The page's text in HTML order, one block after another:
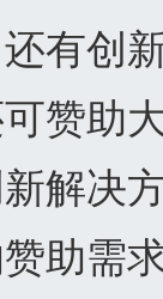
有创
赞助
解决
助需